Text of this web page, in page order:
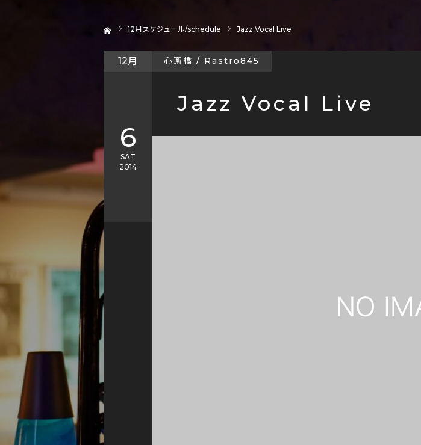
12月スケジュール/schedule Jazz Vocal Live
Jazz Vocal Live
12月
6
SAT
2014
心斎橋 / Rastro845